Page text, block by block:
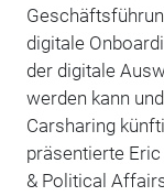
digitale
der digitale
werden kann
Carsharing
präsentierte
& Political